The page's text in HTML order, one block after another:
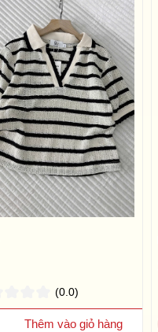
(0.0)
Thêm vào giỏ hàng